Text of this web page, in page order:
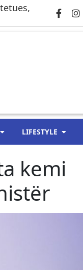
LIFESTYLE
kemi